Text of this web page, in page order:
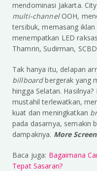
mendominasi Jakarta.
multi-channelOOH,
tersibuk, memasang
menempatkan LED
Thamrin, Sudirman,
Tak hanya itu, delapan
billboardbergerak yang
hingga Selatan.
mustahil terlewatkan,
kuat dan meningkatkan
pada dasarnya, semakin
dampaknya. More
Baca juga: Bagaimana
Tepat Sasaran?